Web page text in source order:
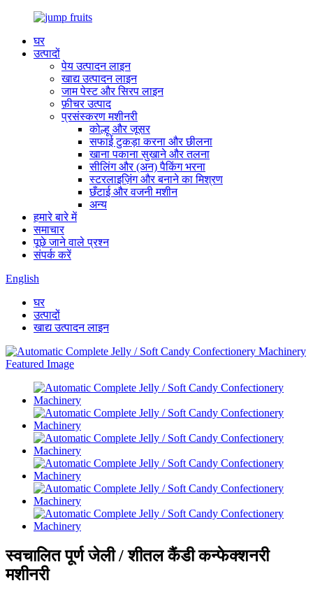
घर
उत्पादों
पेय उत्पादन लाइन
खाद्य उत्पादन लाइन
जाम पेस्ट और सिरप लाइन
फ़ीचर उत्पाद
प्रसंस्करण मशीनरी
कोल्हू और जूसर
सफाई टुकड़ा करना और छीलना
खाना पकाना सुखाने और तलना
सीलिंग और (अन) पैकिंग भरना
स्टरलाइज़िंग और बनाने का मिश्रण
छँटाई और वजनी मशीन
अन्य
हमारे बारे में
समाचार
पूछे जाने वाले प्रश्न
संपर्क करें
English
घर
उत्पादों
खाद्य उत्पादन लाइन
स्वचालित पूर्ण जेली / शीतल कैंडी कन्फेक्शनरी
मशीनरी